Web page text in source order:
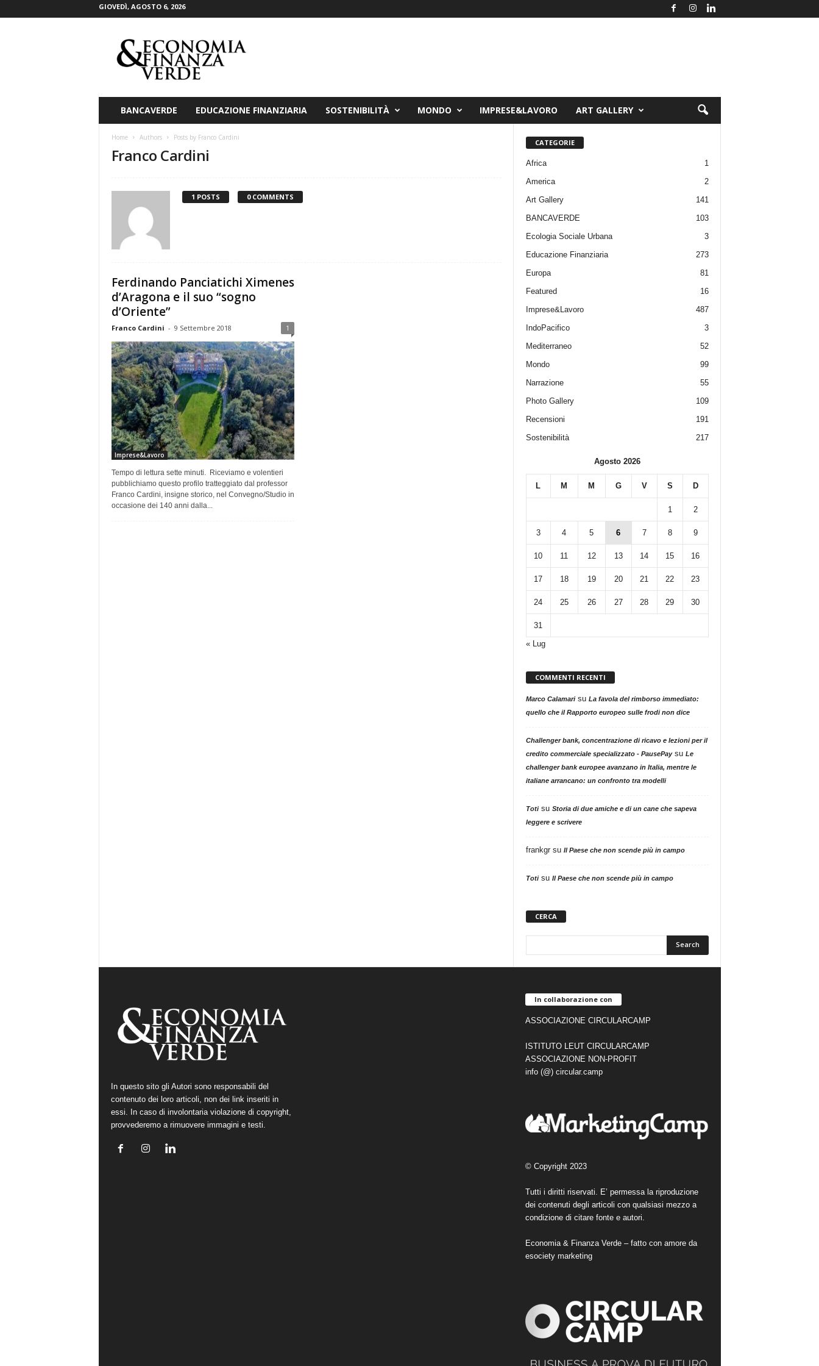
GIOVEDÌ, AGOSTO 6, 2026
BANCAVERDE EDUCAZIONE FINANZIARIA SOSTENIBILITÀ MONDO IMPRESE&LAVORO ART GALLERY
Home Authors Posts by Franco Cardini
Franco Cardini
1 POSTS 0 COMMENTS
Ferdinando Panciatichi Ximenes
d’Aragona e il suo “sogno
d’Oriente”
Franco Cardini - 9 Settembre 2018 1
Imprese&Lavoro
Tempo di lettura sette minuti. Riceviamo e volentieri
pubblichiamo questo profilo tratteggiato dal professor
Franco Cardini, insigne storico, nel Convegno/Studio in
occasione dei 140 anni dalla...
CATEGORIE
Africa
1
America
2
Art Gallery
141
BANCAVERDE
103
Ecologia Sociale Urbana
3
Educazione Finanziaria
273
Europa
81
Featured
16
Imprese&Lavoro
487
IndoPacifico
3
Mediterraneo
52
Mondo
99
Narrazione
55
Photo Gallery
109
Recensioni
191
Sostenibilità
217
Agosto 2026
L M M G V S D
1 2
3 4 5 6 7 8 9
10 11 12 13 14 15 16
17 18 19 20 21 22 23
24 25 26 27 28 29 30
31
« Lug
COMMENTI RECENTI
Marco Calamarisu La favola del rimborso immediato:
quello che il Rapporto europeo sulle frodi non dice
Challenger bank, concentrazione di ricavo e lezioni per il
credito commerciale specializzato - PausePaysu Le
challenger bank europee avanzano in Italia, mentre le
italiane arrancano: un confronto tra modelli
Totisu Storia di due amiche e di un cane che sapeva
leggere e scrivere
frankgrsu Il Paese che non scende più in campo
Totisu Il Paese che non scende più in campo
CERCA
In questo sito gli Autori sono responsabili del
contenuto dei loro articoli, non dei link inseriti in
essi. In caso di involontaria violazione di copyright,
provvederemo a rimuovere immagini e testi.
In collaborazione con
ASSOCIAZIONE CIRCULARCAMP
ISTITUTO LEUT CIRCULARCAMP
ASSOCIAZIONE NON-PROFIT
info (@) circular.camp
© Copyright 2023
Tutti i diritti riservati. E’ permessa la riproduzione
dei contenuti degli articoli con qualsiasi mezzo a
condizione di citare fonte e autori.
Economia & Finanza Verde – fatto con amore da
esociety marketing